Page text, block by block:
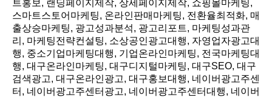
트홍보, 랜딩페이지제작, 상세페이지제작, 쇼핑몰마케팅,
스마트스토어마케팅, 온라인판매마케팅, 전환율최적화, 매
출상승마케팅, 광고성과분석, 광고리포트, 마케팅성과관
리, 마케팅전략컨설팅, 소상공인광고대행, 자영업자광고대
행, 중소기업마케팅대행, 기업온라인마케팅, 전국마케팅대
행, 대구온라인마케팅, 대구디지털마케팅, 대구SEO, 대구
검색광고, 대구온라인광고, 대구홍보대행, 네이버광고주센
터, 네이버광고주센터광고, 네이버광고주센터대행, 네이버